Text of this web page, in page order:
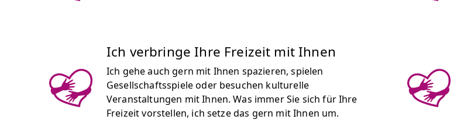
Ich verbringe Ihre Freizeit mit Ihnen
Ich gehe auch gern mit Ihnen spazieren, spielen
Gesellschaftsspiele oder besuchen kulturelle
Veranstaltungen mit Ihnen. Was immer Sie sich für Ihre
Freizeit vorstellen, ich setze das gern mit Ihnen um.